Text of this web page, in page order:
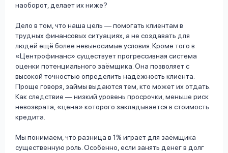
наоборот, делает их ниже?
Дело в том, что наша цель — помогать клиентам в
трудных финансовых ситуациях, а не создавать для
людей ещё более невыносимые условия. Кроме того в
«Центрофинанс» существует прогрессивная система
оценки потенциального заёмщика. Она позволяет с
высокой точностью определить надёжность клиента.
Проще говоря, займы выдаются тем, кто может их отдать.
Как следствие — низкий уровень просрочки, меньше риск
невозврата, «цена» которого закладывается в стоимость
кредита.
Мы понимаем, что разница в 1% играет для заёмщика
существенную роль. Особенно, если занять денег в долг